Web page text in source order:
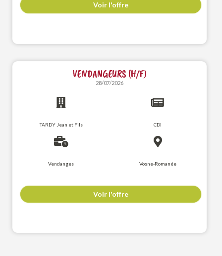
Voir l'offre
VENDANGEURS (H/F)
28/07/2026
TARDY Jean et Fils CDI
Vendanges Vosne-Romanée
Voir l'offre